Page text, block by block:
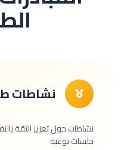
نشاطات
نشاطات حول تعزيز الثقة
جلسات توعية